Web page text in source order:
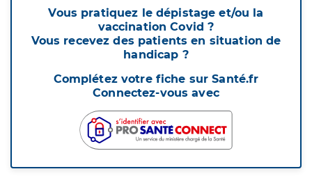
Vous pratiquez le dépistage et/ou la
vaccination Covid ?
Vous recevez des patients en situation de
handicap ?
Complétez votre fiche sur Santé.fr
Connectez-vous avec